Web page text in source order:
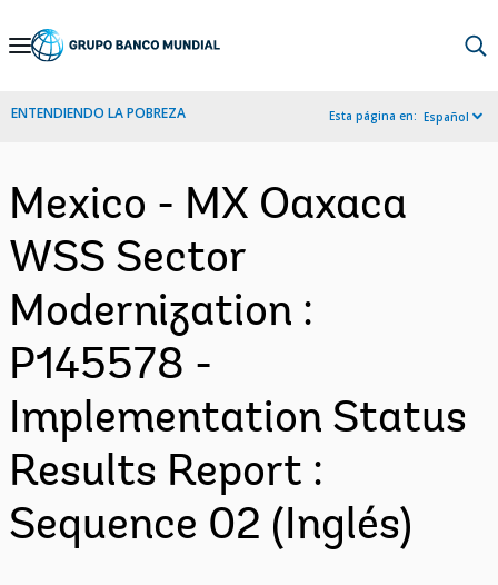
Skip
Navigation
ENTENDIENDO LA POBREZA Esta página en: Español
Mexico - MX Oaxaca
WSS Sector
Modernization :
P145578 -
Implementation Status
Results Report :
Sequence 02 (Inglés)